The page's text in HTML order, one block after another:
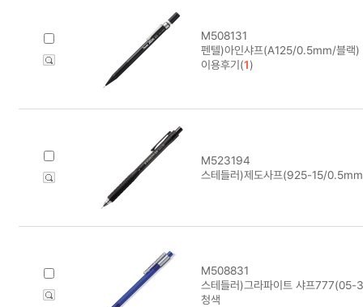
M508131
펜텔)아인샤프(A125/0.5mm/블랙)
이용후기(1)
M523194
스테들러)제도사프(925-15/
M508831
스테들러)그라파이트 샤프
청색